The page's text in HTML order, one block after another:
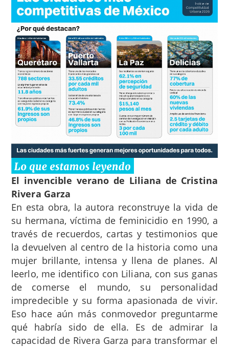
El invencible verano de Liliana de Cristina
Rivera Garza
En esta obra, la autora reconstruye la vida de
su hermana, víctima de feminicidio en 1990, a
través de recuerdos, cartas y testimonios que
la devuelven al centro de la historia como una
mujer brillante, intensa y llena de planes. Al
leerlo, me identifico con Liliana, con sus ganas
de comerse el mundo, su personalidad
impredecible y su forma apasionada de vivir.
Eso hace aún más conmovedor preguntarme
qué habría sido de ella. Es de admirar la
capacidad de Rivera Garza para transformar el